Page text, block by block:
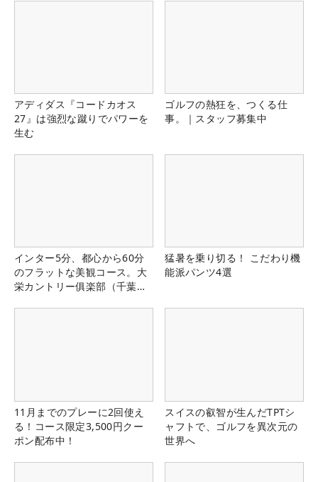
アディダス『コードカオス
27』は強烈な蹴りでパワーを
生む
ゴルフの熱狂を、つくる仕
事。｜スタッフ募集中
インター5分、都心から60分
のフラットな美観コース。大
栄カントリー俱楽部（千葉
猛暑を乗り切る！ こだわり機
能派パンツ4選
11月までのプレーに2回使え
る！コース限定3,500円クー
ポン配布中！
スイスの叡智が生んだTPTシ
ャフトで、ゴルフを異次元の
世界へ